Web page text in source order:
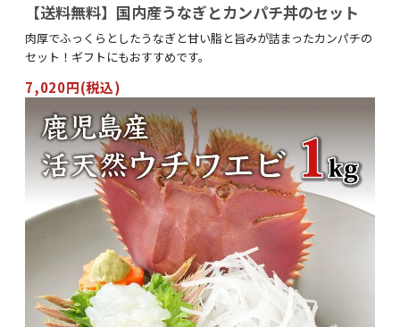
【送料無料】国内産うなぎとカンパチ丼のセット
肉厚でふっくらとしたうなぎと甘い脂と旨みが詰まったカンパチの
セット！ギフトにもおすすめです。
7,020円(税込)